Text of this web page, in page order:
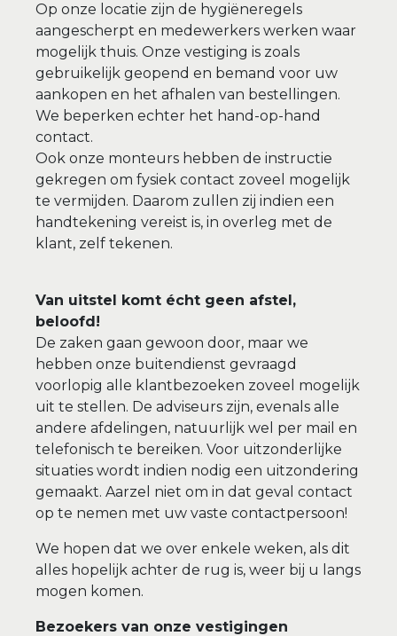
Op onze locatie zijn de hygiëneregels
aangescherpt en medewerkers werken waar
mogelijk thuis. Onze vestiging is zoals
gebruikelijk geopend en bemand voor uw
aankopen en het afhalen van bestellingen.
We beperken echter het hand-op-hand
contact.
Ook onze monteurs hebben de instructie
gekregen om fysiek contact zoveel mogelijk
te vermijden. Daarom zullen zij indien een
handtekening vereist is, in overleg met de
klant, zelf tekenen.
Van uitstel komt écht geen afstel,
beloofd!
De zaken gaan gewoon door, maar we
hebben onze buitendienst gevraagd
voorlopig alle klantbezoeken zoveel mogelijk
uit te stellen. De adviseurs zijn, evenals alle
andere afdelingen, natuurlijk wel per mail en
telefonisch te bereiken. Voor uitzonderlijke
situaties wordt indien nodig een uitzondering
gemaakt. Aarzel niet om in dat geval contact
op te nemen met uw vaste contactpersoon!
We hopen dat we over enkele weken, als dit
alles hopelijk achter de rug is, weer bij u langs
mogen komen.
Bezoekers van onze vestigingen